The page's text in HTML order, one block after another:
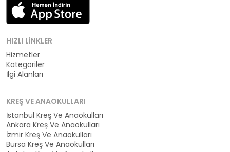
HIZLI LINKLER
Hizmetler
Kategoriler
İlgi Alanları
KREŞ VE ANAOKULLARI
İstanbul Kreş Ve Anaokulları
Ankara Kreş Ve Anaokulları
İzmir Kreş Ve Anaokulları
Bursa Kreş Ve Anaokulları